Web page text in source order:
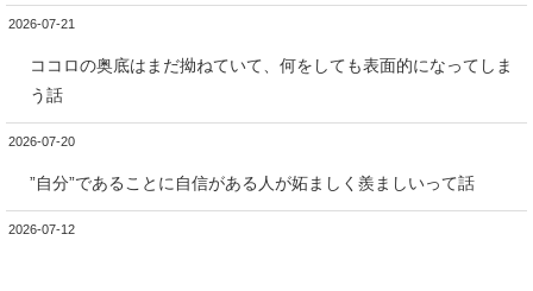
2026-07-21
ココロの奥底はまだ拗ねていて、何をしても表面的になってしま
う話
2026-07-20
”自分”であることに自信がある人が妬ましく羨ましいって話
2026-07-12